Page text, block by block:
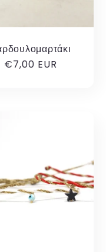
Κανονική
€7,00 EUR